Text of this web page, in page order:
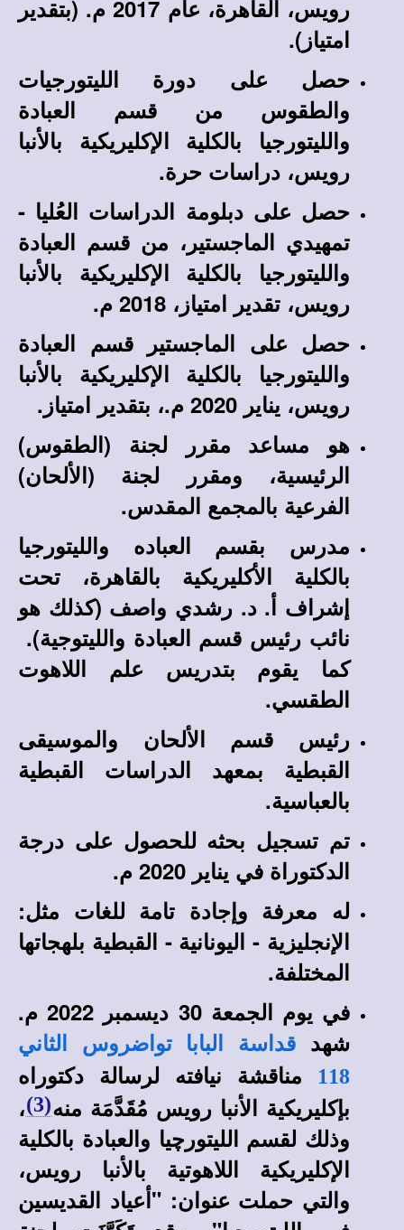
رويس، القاهرة، عام 2017 م. (بتقدير
امتياز).
حصل على دورة الليتورجيات
والطقوس من قسم العبادة
والليتورجيا بالكلية الإكليريكية بالأنبا
رويس، دراسات حرة.
حصل على دبلومة الدراسات العُليا -
تمهيدي الماجستير، من قسم العبادة
والليتورجيا بالكلية الإكليريكية بالأنبا
رويس، تقدير امتياز، 2018 م.
حصل على الماجستير قسم العبادة
والليتورجيا بالكلية الإكليريكية بالأنبا
رويس، يناير 2020 م.، بتقدير امتياز.
هو مساعد مقرر لجنة (الطقوس)
الرئيسية، ومقرر لجنة (الألحان)
الفرعية بالمجمع المقدس.
مدرس بقسم العباده والليتورجيا
بالكلية الأكليريكية بالقاهرة، تحت
إشراف أ. د. رشدي واصف (كذلك هو
نائب رئيس قسم العبادة والليتوجية).
كما يقوم بتدريس علم اللاهوت
الطقسي.
رئيس قسم الألحان والموسيقى
القبطية بمعهد الدراسات القبطية
بالعباسية.
تم تسجيل بحثه للحصول على درجة
الدكتوراة في يناير 2020 م.
له معرفة وإجادة تامة للغات مثل:
الإنجليزية - اليونانية - القبطية بلهجاتها
المختلفة.
في يوم الجمعة 30 ديسمبر 2022 م.
شهدقداسة البابا تواضروس الثاني
118
مناقشة نيافته لرسالة دكتوراه
بإكليريكية الأنبا رويس مُقَدَّمَة منه(3)
،
وذلك لقسم الليتورچيا والعبادة بالكلية
الإكليريكية اللاهوتية بالأنبا رويس،
والتي حملت عنوان: "أعياد القديسين